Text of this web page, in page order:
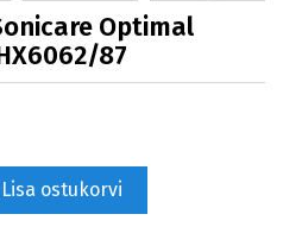
Optimal
87
Lisa ostukorvi